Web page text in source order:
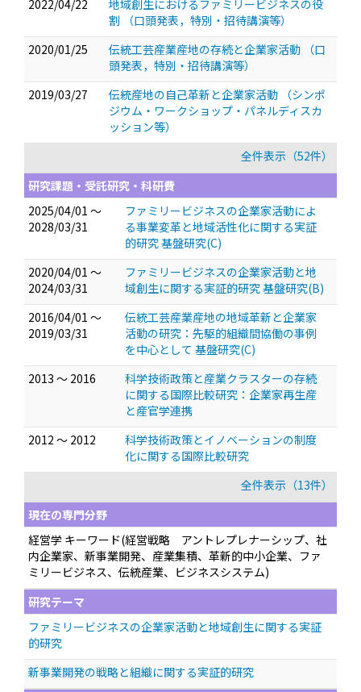
2022/04/22
地域創生におけるファミリービジネスの役
割
（口頭発表，特別・招待講演等）
2020/01/25
伝統工芸産業産地の存続と企業家活動
（口
頭発表，特別・招待講演等）
2019/03/27
伝統産地の自己革新と企業家活動
（シンポ
ジウム・ワークショップ・パネルディスカ
ッション等）
全件表示（52件）
研究課題・受託研究・科研費
2025/04/01 ～
2028/03/31
ファミリービジネスの企業家活動によ
る事業変革と地域活性化に関する実証
的研究 基盤研究(C)
2020/04/01 ～
2024/03/31
ファミリービジネスの企業家活動と地
域創生に関する実証的研究 基盤研究(B)
2016/04/01 ～
2019/03/31
伝統工芸産業産地の地域革新と企業家
活動の研究：先駆的組織間協働の事例
を中心として 基盤研究(C)
2013 ～ 2016
科学技術政策と産業クラスターの存続
に関する国際比較研究：企業家再生産
と産官学連携
2012 ～ 2012
科学技術政策とイノベーションの制度
化に関する国際比較研究
全件表示（13件）
現在の専門分野
経営学 キーワード(経営戦略 アントレプレナーシップ、社
内企業家、新事業開発、産業集積、革新的中小企業、ファ
ミリービジネス、伝統産業、ビジネスシステム)
研究テーマ
ファミリービジネスの企業家活動と地域創生に関する実証
的研究
新事業開発の戦略と組織に関する実証的研究